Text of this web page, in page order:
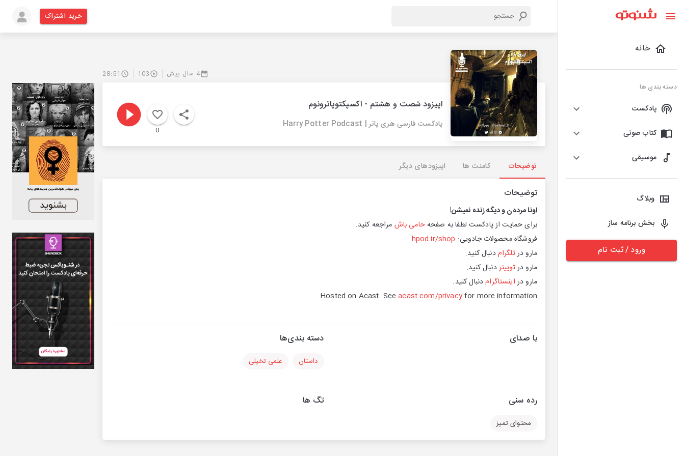
خانه
دسته بندی ها
پادکست
کتاب صوتی
موسیقی
وبلاگ
بخش برنامه ساز
ورود / ثبت نام
خرید اشتراک
4 سال پیش 103
28:51
اپیزود شصت و هشتم - اکسپکتوپاترونوم
پادکست فارسی هری پاتر | Harry Potter Podcast
0
توضیحات کامنت ها اپیزودهای دیگر
توضیحات
اونا مرده‌ن و دیگه زنده نمیشن!
برای حمایت از پادکست لطفا به صفحهحامی باش مراجعه کنید.
فروشگاه محصولات جادویی: hpod.ir/shop
مارو درتلگرامدنبال کنید.
مارو درتوییتردنبال کنید.
مارو دراینستاگرامدنبال کنید.
Hosted on Acast. Seeacast.com/privacyfor more information.
با صدای دسته بندی‌ها
داستان علمی تخیلی
رده سنی
محتوای تمیز
تگ ها